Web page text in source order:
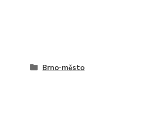
Brno-město